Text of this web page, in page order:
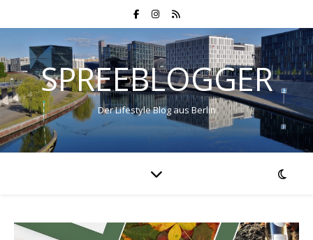
SPREEBLOGGER
Der Lifestyle Blog aus Berlin